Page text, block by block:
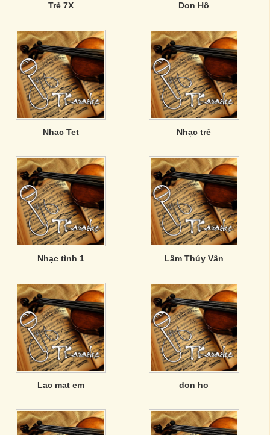
Trẻ 7X Don Hồ
Nhac Tet Nhạc trẻ
Nhạc tình 1 Lâm Thúy Vân
Lac mat em don ho